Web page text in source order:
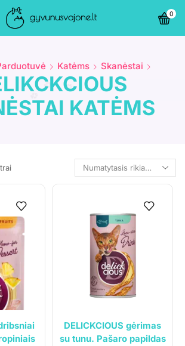
0
Katėms Skanėstai
KATĖMS
DELICKCIOUS gėrimas
su tunu. Pašaro papildas